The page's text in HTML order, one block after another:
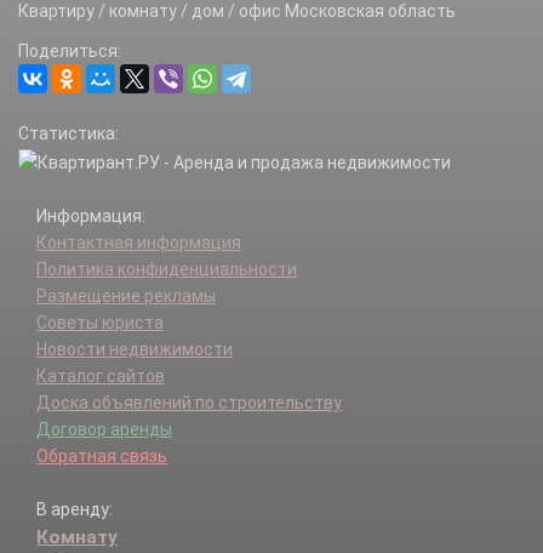
Квартиру / комнату / дом / офис Московская область
Поделиться:
Статистика:
Информация:
Контактная информация
Политика конфиденциальности
Размещение рекламы
Советы юриста
Новости недвижимости
Каталог сайтов
Доска объявлений по строительству
Договор аренды
Обратная связь
В аренду:
Комнату